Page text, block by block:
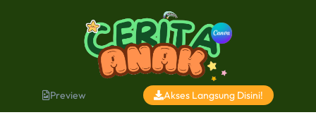
Preview Akses Langsung Disini!
telah membeliCerita Anak
1 tahun sebelumnya